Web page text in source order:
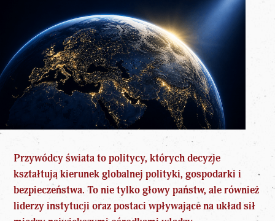
Przywódcy świata to politycy, których decyzje
kształtują kierunek globalnej polityki, gospodarki i
bezpieczeństwa. To nie tylko głowy państw, ale również
liderzyinstytucji oraz postaci wpływające na układ sił